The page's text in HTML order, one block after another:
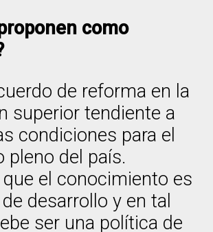
como
de reforma en la
superior tendiente a
condiciones para el
pleno del país.
el conocimiento es
desarrollo y en tal
ser una política de